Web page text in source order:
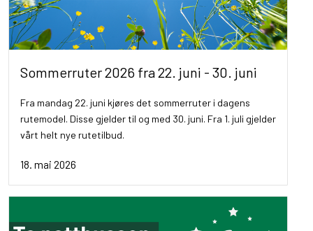
Sommerruter 2026 fra 22. juni - 30. juni
Fra mandag 22. juni kjøres det sommerruter i dagens
rutemodel. Disse gjelder til og med 30. juni. Fra 1. juli gjelder
vårt helt nye rutetilbud.
18. mai 2026